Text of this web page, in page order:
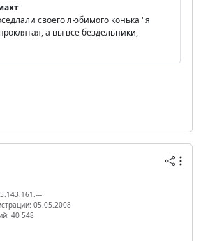
своего любимого конька "я
а вы все бездельники,
05.05.2008
40 548